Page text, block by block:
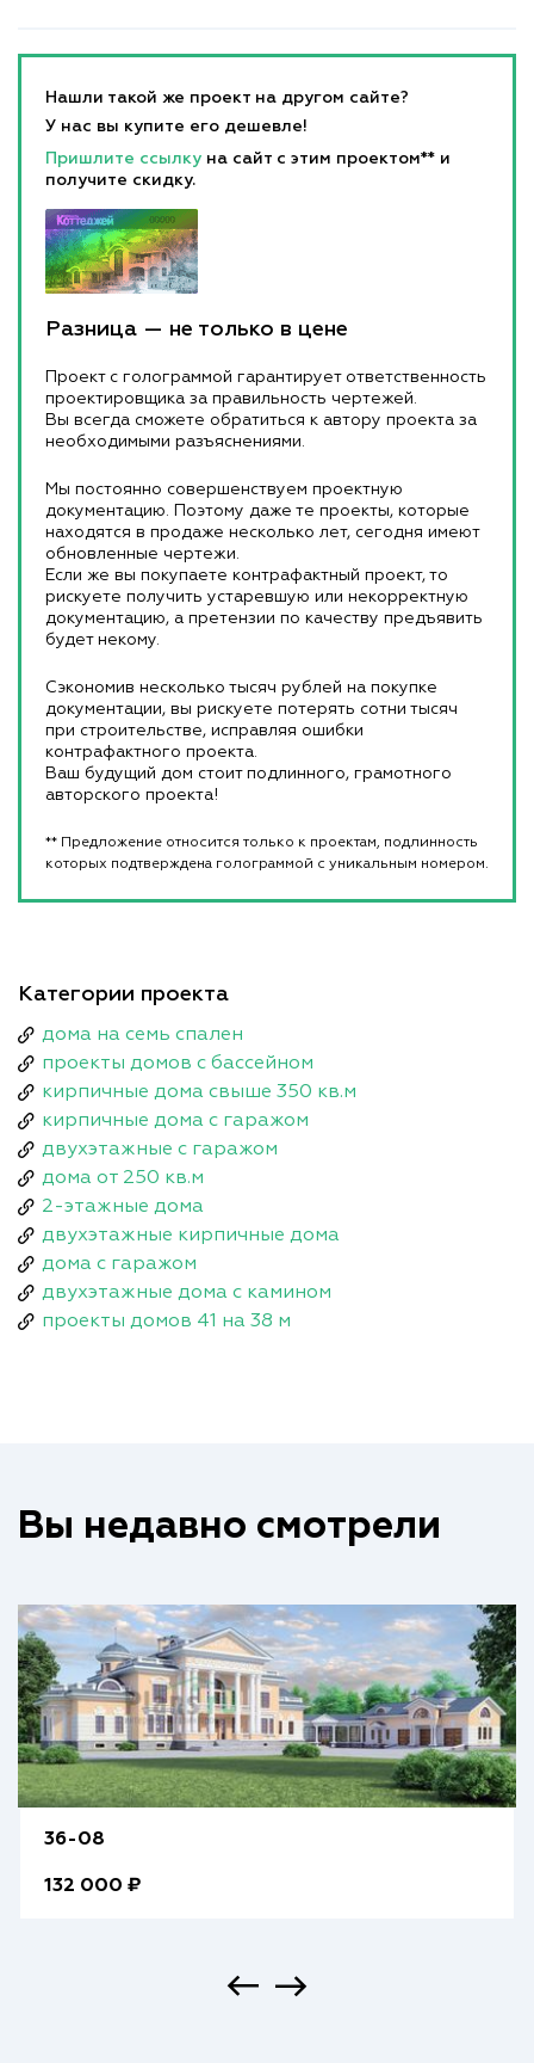
Нашли такой же проект на другом сайте?
У нас вы купите его дешевле!
Пришлите ссылку на сайт с этим проектом** и
получите скидку.
Разница — не только в цене
Проект с голограммой гарантирует ответственность
проектировщика за правильность чертежей.
Вы всегда сможете обратиться к автору проекта за
необходимыми разъяснениями.
Мы постоянно совершенствуем проектную
документацию. Поэтому даже те проекты, которые
находятся в продаже несколько лет, сегодня имеют
обновленные чертежи.
Если же вы покупаете контрафактный проект, то
рискуете получить устаревшую или некорректную
документацию, а претензии по качеству предъявить
будет некому.
Сэкономив несколько тысяч рублей на покупке
документации, вы рискуете потерять сотни тысяч
при строительстве, исправляя ошибки
контрафактного проекта.
Ваш будущий дом стоит подлинного, грамотного
авторского проекта!
** Предложение относится только к проектам, подлинность
которых подтверждена голограммой с уникальным номером.
Категории проекта
дома на семь спален
проекты домов с бассейном
кирпичные дома свыше 350 кв.м
кирпичные дома с гаражом
двухэтажные с гаражом
дома от 250 кв.м
2-этажные дома
двухэтажные кирпичные дома
дома с гаражом
двухэтажные дома с камином
проекты домов 41 на 38 м
Вы недавно смотрели
36-08
132 000 ₽